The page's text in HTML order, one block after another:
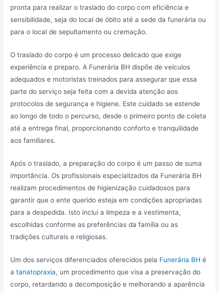
pronta para realizar o traslado do corpo com eficiência e
sensibilidade, seja do local de óbito até a sede da funerária ou
para o local de sepultamento ou cremação.
O traslado do corpo é um processo delicado que exige
experiência e preparo. A Funerária BH dispõe de veículos
adequados e motoristas treinados para assegurar que essa
parte do serviço seja feita com a devida atenção aos
protocolos de segurança e higiene. Este cuidado se estende
ao longo de todo o percurso, desde o primeiro ponto de coleta
até a entrega final, proporcionando conforto e tranquilidade
aos familiares.
Após o traslado, a preparação do corpo é um passo de suma
importância. Os profissionais especializados da Funerária BH
realizam procedimentos de higienização cuidadosos para
garantir que o ente querido esteja em condições apropriadas
para a despedida. Isto inclui a limpeza e a vestimenta,
escolhidas conforme as preferências da família ou as
tradições culturais e religiosas.
Um dos serviços diferenciados oferecidos pela Funerária BH é
atanatopraxia, um procedimento que visa a preservação do
corpo, retardando a decomposição e melhorando a aparência